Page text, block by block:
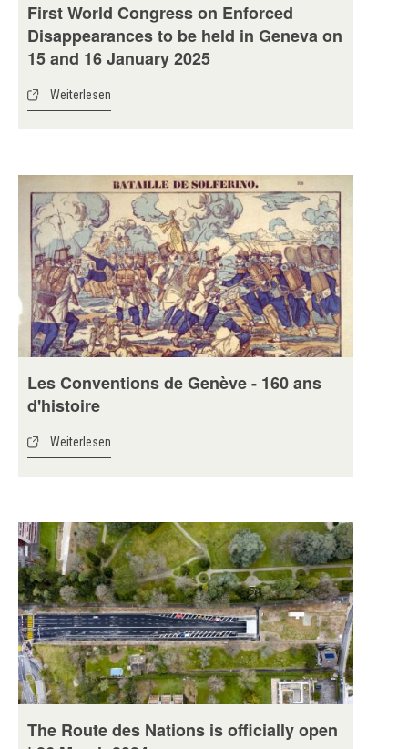
First World Congress on Enforced
Disappearances to be held in Geneva on
15 and 16 January 2025
Weiterlesen
Les Conventions de Genève - 160 ans
d'histoire
Weiterlesen
The Route des Nations is officially open